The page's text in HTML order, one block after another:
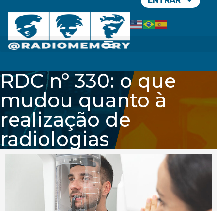
RDC nº 330: o que
mudou quanto à
realização de
radiologias